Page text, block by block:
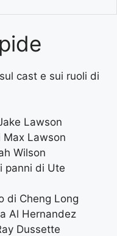
cast e sui ruoli di
Lawson
Max Lawson
Wilson
panni di Ute
di Cheng Long
Al Hernandez
Dussette